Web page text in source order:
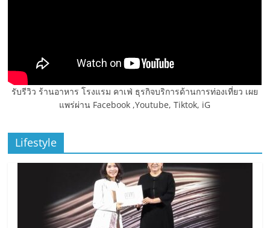
รับรีวิว ร้านอาหาร โรงแรม คาเฟ่ ธุรกิจบริการด้านการท่องเที่ยว เผย
แพร่ผ่าน Facebook ,Youtube, Tiktok, iG
Lifestyle